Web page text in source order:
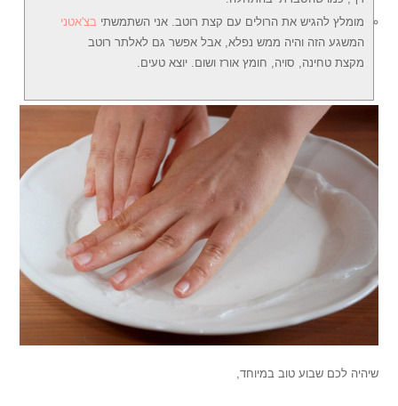
מומלץ להגיש את הרולים עם קצת רוטב. אני השתמשתיבצ'אטני
המשגע הזה והיה ממש נפלא, אבל אפשר גם לאלתר רוטב
מקצת טחינה, סויה, חומץ אורז ושום. יוצא טעים.
שיהיה לכם שבוע טוב במיוחד,